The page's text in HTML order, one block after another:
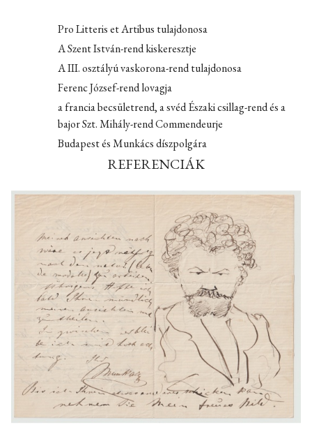
Pro Litteris et Artibus tulajdonosa
A Szent István-rend kiskeresztje
A III. osztályú vaskorona-rend tulajdonosa
Ferenc József-rend lovagja
a francia becsületrend, a svéd Északi csillag-rend és a
bajor Szt. Mihály-rend Commendeurje
Budapest és Munkács díszpolgára
REFERENCIÁK